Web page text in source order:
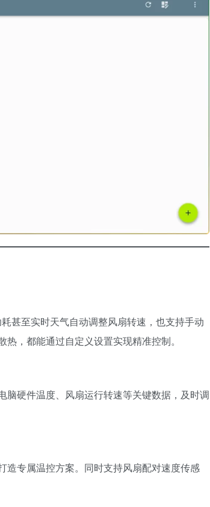
甚至实时天气自动调整风扇转速，也支持手动
，都能通过自定义设置实现精准控制。
硬件温度、风扇运行转速等关键数据，及时调
造专属温控方案。同时支持风扇配对速度传感